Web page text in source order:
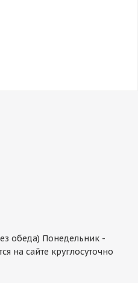
обеда) Понедельник -
на сайте круглосуточно